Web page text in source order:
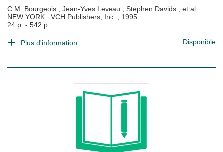
C.M. Bourgeois ; Jean-Yves Leveau ; Stephen Davids ; et al.
NEW YORK : VCH Publishers, Inc. ; 1995
24 p. - 542 p.
Plus d'information... Disponible